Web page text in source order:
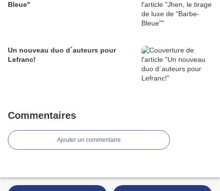
Bleue"
Un nouveau duo d´auteurs pour
Lefranc!
Commentaires
Ajouter un commentaire